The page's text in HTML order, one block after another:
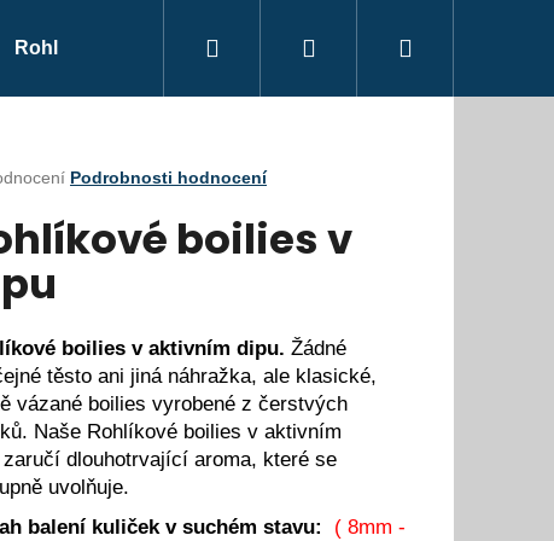
Rohlíkové rolky Partneři výrobků RS Boilies
Přihlášení
Podrobnosti hodnocení
boilies v
boilies v aktivním dipu. Žádné
těsto ani jiná náhražka, ale klasické,
vázané boilies vyrobené z čerstvých
Naše Rohlíkové boilies v aktivním
zaručí dlouhotrvající aroma, které se
uvolňuje.
balení kuliček v suchém stavu: ( 8mm -